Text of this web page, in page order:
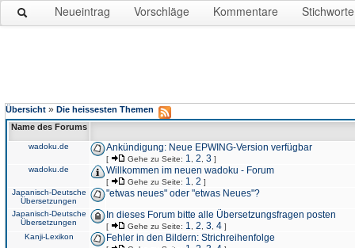
Neueintrag Vorschläge Kommentare Stichworte
Übersicht » Die heissesten Themen
Name des Forums
wadoku.de Ankündigung: Neue EPWING-Version verfügbar
[ Gehe zu Seite: 1 2 3 ]
wadoku.de Willkommen im neuen wadoku - Forum
[ Gehe zu Seite: 1 2 ]
Japanisch-Deutsche
Übersetzungen
"etwas neues" oder "etwas Neues"?
Japanisch-Deutsche
Übersetzungen
In dieses Forum bitte alle Übersetzungsfragen posten
[ Gehe zu Seite: 1 2 3 4 ]
Kanji-Lexikon Fehler in den Bildern: Strichreihenfolge